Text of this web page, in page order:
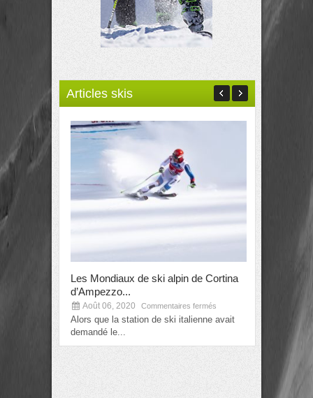
Articles skis
Les Mondiaux de ski alpin de Cortina
d’Ampezzo...
Août 06, 2020 Commentaires fermés
Alors que la station de ski italienne avait
demandé le...